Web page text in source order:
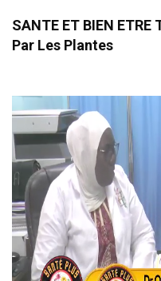
SANTE ET BIEN
Par Les Plantes